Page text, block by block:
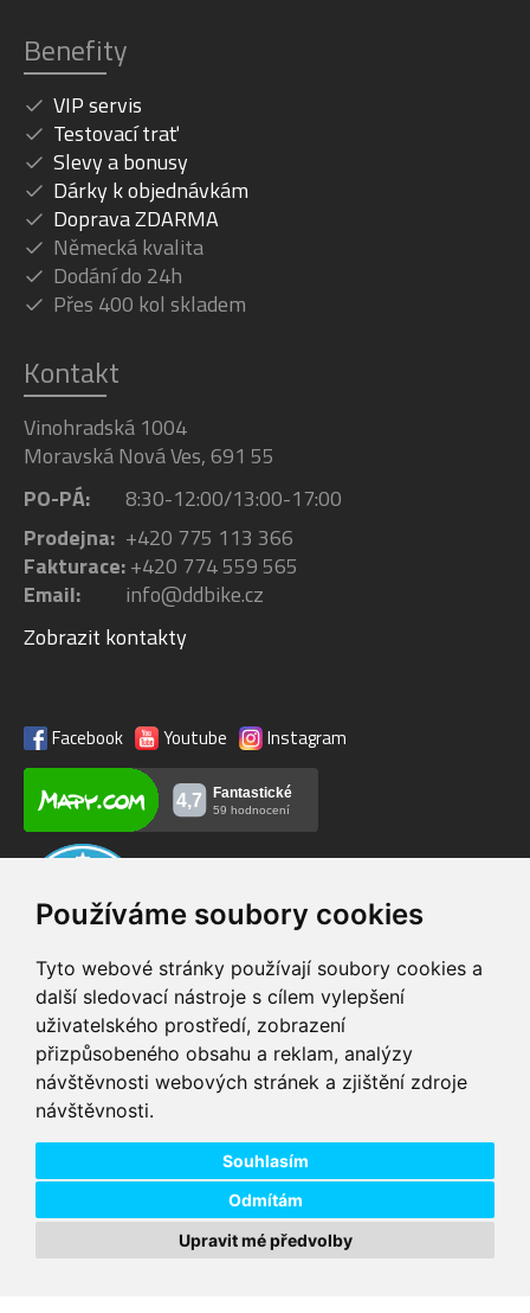
Používáme soubory cookies
Tyto webové stránky používají soubory cookies a
další sledovací nástroje s cílem vylepšení
uživatelského prostředí, zobrazení
přizpůsobeného obsahu a reklam, analýzy
návštěvnosti webových stránek a zjištění zdroje
návštěvnosti.
Souhlasím
Odmítám
Upravit mé předvolby
Benefity
VIP servis
Testovací trať
Slevy a bonusy
Dárky k objednávkám
Doprava ZDARMA
Německá kvalita
Dodání do 24h
Přes 400 kol skladem
Kontakt
Vinohradská 1004
Moravská Nová Ves, 691 55
PO-PÁ:
8:30-12:00/13:00-17:00
Prodejna: +420 775 113 366
Fakturace:+420 774 559 565
Email:
info@ddbike.cz
Zobrazit kontakty
Facebook Youtube Instagram
VIP servis
na zakoupená
elektrokola
Testovací trať
možnost vyzkoušet si
elektrokola
Doprava ZDARMA
pro objednávky nad 1600 zboží skladem při
Copyright © 2026 DD PNEU s.r.o. Všechna práva vyhrazena. bb9